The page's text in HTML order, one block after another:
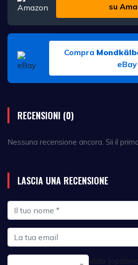
su
Compra
eBay
RECENSIONI (0)
Nessuna recensione ancora. Sii il
LASCIA UNA RECENSIONE
Voto